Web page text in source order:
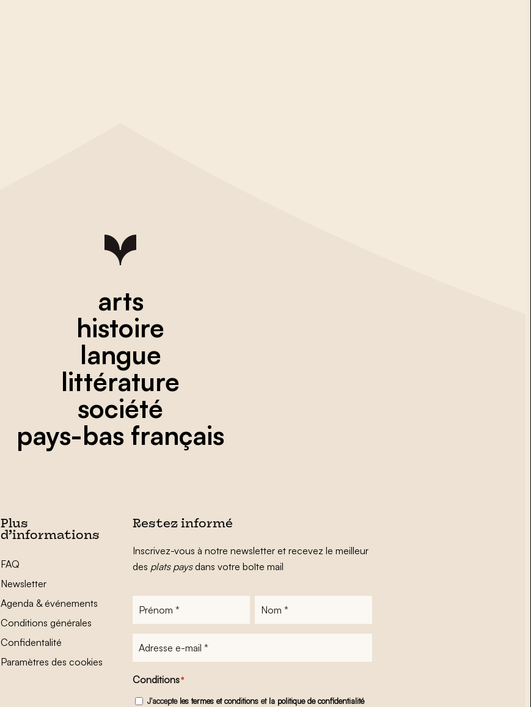
arts
histoire
langue
littérature
société
pays-bas français
Plus
d’informations
FAQ
Newsletter
Agenda & événements
Conditions générales
Confidentalité
Paramètres des cookies
Restez informé
Inscrivez-vous à notre newsletter et recevez le meilleur
des plats paysdans votre boîte mail
mail
Conditions*
J'accepte les termes et conditionset la politique de confidentialité